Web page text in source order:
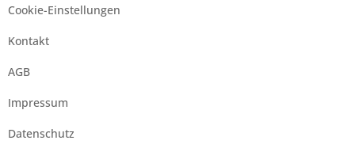
Cookie-Einstellungen
Kontakt
AGB
Impressum
Datenschutz